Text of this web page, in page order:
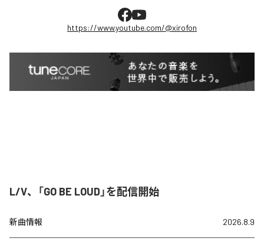
https://www.youtube.com/@xirofon
L/V、「GO BE LOUD」を配信開始
新曲情報 2026.8.9